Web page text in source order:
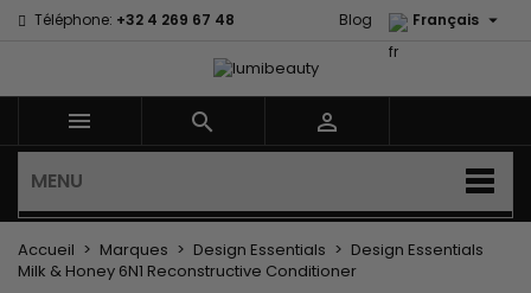
Téléphone: +32 4 269 67 48 Français 
Blog
  
MENU
Accueil Marques Design Essentials
Design Essentials
Milk & Honey 6N1 Reconstructive Conditioner